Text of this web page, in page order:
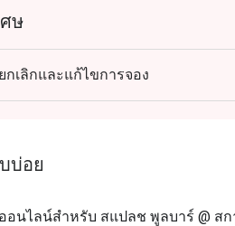
ษ
กเลิกและแก้ไขการจอง
บ่อย
อนไลน์สำหรับ สแปลช พูลบาร์ @ ส